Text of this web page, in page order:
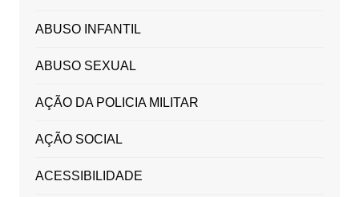
ABUSO INFANTIL
ABUSO SEXUAL
AÇÃO DA POLICIA MILITAR
AÇÃO SOCIAL
ACESSIBILIDADE